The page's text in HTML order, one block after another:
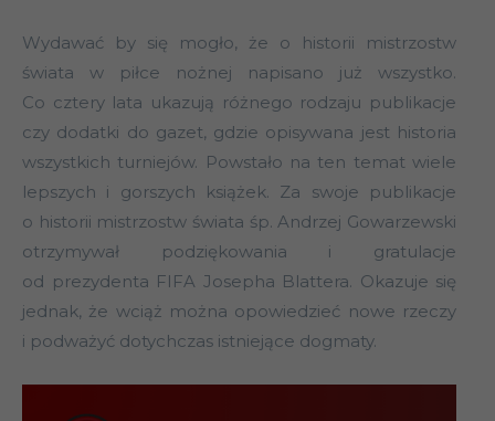
Wydawać by się mogło, że o historii mistrzostw
świata w piłce nożnej napisano już wszystko.
Co cztery lata ukazują różnego rodzaju publikacje
czy dodatki do gazet, gdzie opisywana jest historia
wszystkich turniejów. Powstało na ten temat wiele
lepszych i gorszych książek. Za swoje publikacje
o historii mistrzostw świata śp. Andrzej Gowarzewski
otrzymywał podziękowania i gratulacje
od prezydenta FIFA Josepha Blattera. Okazuje się
jednak, że wciąż można opowiedzieć nowe rzeczy
i podważyć dotychczas istniejące dogmaty.